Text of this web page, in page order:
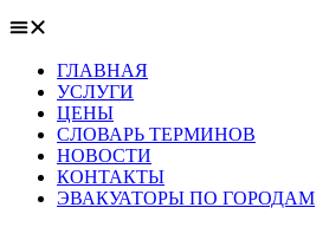
ГЛАВНАЯ
УСЛУГИ
ЦЕНЫ
СЛОВАРЬ ТЕРМИНОВ
НОВОСТИ
КОНТАКТЫ
ЭВАКУАТОРЫ ПО ГОРОДАМ